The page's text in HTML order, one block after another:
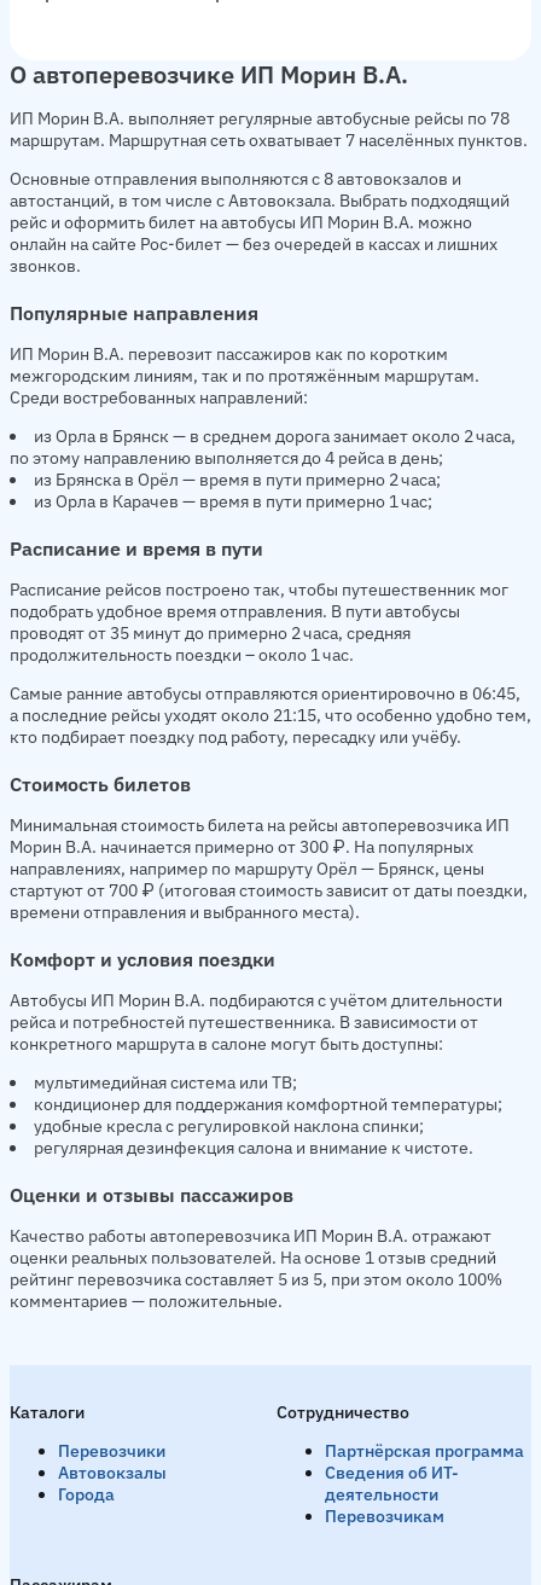
О автоперевозчике ИП Морин В.А.
ИП Морин В.А. выполняет регулярные автобусные рейсы по 78
маршрутам. Маршрутная сеть охватывает 7 населённых пунктов.
Основные отправления выполняются с 8 автовокзалов и
автостанций, в том числе с Автовокзала. Выбрать подходящий
рейс и оформить билет на автобусы ИП Морин В.А. можно
онлайн на сайте Рос-билет — без очередей в кассах и лишних
звонков.
Популярные направления
ИП Морин В.А. перевозит пассажиров как по коротким
межгородским линиям, так и по протяжённым маршрутам.
Среди востребованных направлений:
из Орла в Брянск — в среднем дорога занимает около 2 часа,
по этому направлению выполняется до 4 рейса в день;
из Брянска в Орёл — время в пути примерно 2 часа;
из Орла в Карачев — время в пути примерно 1 час;
Расписание и время в пути
Расписание рейсов построено так, чтобы путешественник мог
подобрать удобное время отправления. В пути автобусы
проводят от 35 минут до примерно 2 часа, средняя
продолжительность поездки – около 1 час.
Самые ранние автобусы отправляются ориентировочно в 06:45,
а последние рейсы уходят около 21:15, что особенно удобно тем,
кто подбирает поездку под работу, пересадку или учёбу.
Стоимость билетов
Минимальная стоимость билета на рейсы автоперевозчика ИП
Морин В.А. начинается примерно от 300 ₽. На популярных
направлениях, например по маршруту Орёл — Брянск, цены
стартуют от 700 ₽ (итоговая стоимость зависит от даты поездки,
времени отправления и выбранного места).
Комфорт и условия поездки
Автобусы ИП Морин В.А. подбираются с учётом длительности
рейса и потребностей путешественника. В зависимости от
конкретного маршрута в салоне могут быть доступны:
мультимедийная система или ТВ;
кондиционер для поддержания комфортной температуры;
удобные кресла с регулировкой наклона спинки;
регулярная дезинфекция салона и внимание к чистоте.
Оценки и отзывы пассажиров
Качество работы автоперевозчика ИП Морин В.А. отражают
оценки реальных пользователей. На основе 1 отзыв средний
рейтинг перевозчика составляет 5 из 5, при этом около 100%
комментариев — положительные.
Каталоги
Перевозчики
Автовокзалы
Города
Сотрудничество
Партнёрская программа
Сведения об ИТ-
деятельности
Перевозчикам